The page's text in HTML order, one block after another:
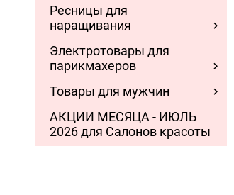
Ресницы для
наращивания
Электротовары для
парикмахеров
Товары для мужчин
АКЦИИ МЕСЯЦА - ИЮЛЬ
2026 для Салонов красоты